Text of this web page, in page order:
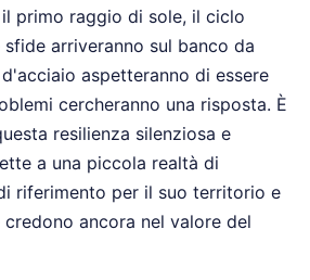
primo raggio di sole, il ciclo
arriveranno sul banco da
aspetteranno di essere
cercheranno una risposta. È
resilienza silenziosa e
a una piccola realtà di
riferimento per il suo territorio e
ancora nel valore del